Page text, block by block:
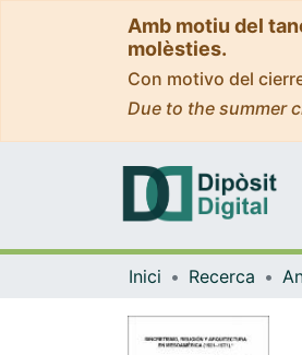
Amb motiu del
molèsties.
Con motivo del
Due to the summer
Inici Recerca